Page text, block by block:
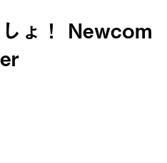
ょ！ Newcom